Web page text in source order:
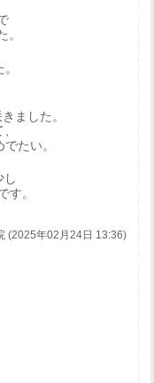
ました。
たい。
し
す。
(2025年02月24日 13:36)